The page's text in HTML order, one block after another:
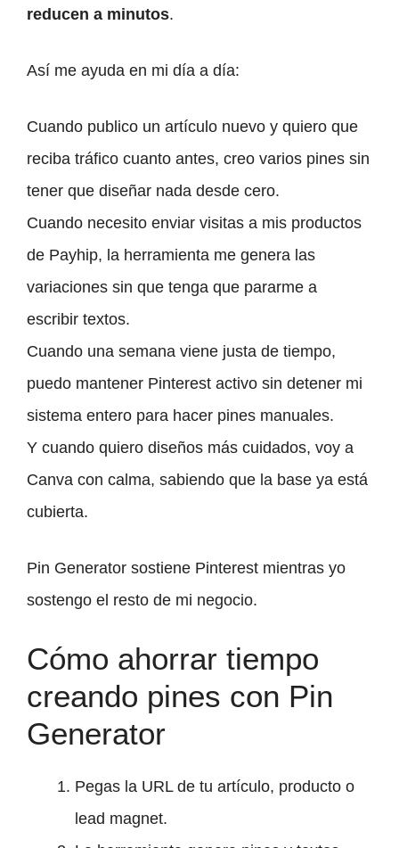
reducen a minutos.
Así me ayuda en mi día a día:
Cuando publico un artículo nuevo y quiero que
reciba tráfico cuanto antes, creo varios pines sin
tener que diseñar nada desde cero.
Cuando necesito enviar visitas a mis productos
de Payhip, la herramienta me genera las
variaciones sin que tenga que pararme a
escribir textos.
Cuando una semana viene justa de tiempo,
puedo mantener Pinterest activo sin detener mi
sistema entero para hacer pines manuales.
Y cuando quiero diseños más cuidados, voy a
Canva con calma, sabiendo que la base ya está
cubierta.
Pin Generator sostiene Pinterest mientras yo
sostengo el resto de mi negocio.
Cómo ahorrar tiempo
creando pines con Pin
Generator
Pegas la URL de tu artículo, producto o
lead magnet.